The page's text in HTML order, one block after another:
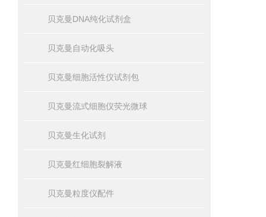
贝克曼DNA纯化试剂盒
贝克曼自动化吸头
贝克曼细胞活性仪试剂包
贝克曼流式细胞仪荧光微球
贝克曼生化试剂
贝克曼红细胞裂解液
贝克曼粒度仪配件